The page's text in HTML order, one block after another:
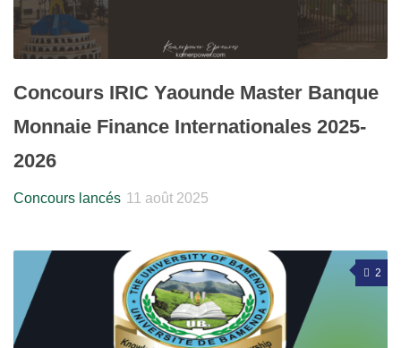
Concours IRIC Yaounde Master Banque
Monnaie Finance Internationales 2025-
2026
Concours lancés 11 août 2025
2